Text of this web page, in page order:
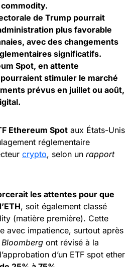
de Trump pourrait
plus favorable
avec des changements
significatifs.
Spot, en attente
stimuler le marché
prévus en juillet ou août,
Ethereum Spot aux États-Unis
réglementaire
crypto, selon un rapport
les attentes pour que
, soit également classé
(matière première). Cette
avec impatience, surtout après
ont révisé à la
d’un ETF spot ether